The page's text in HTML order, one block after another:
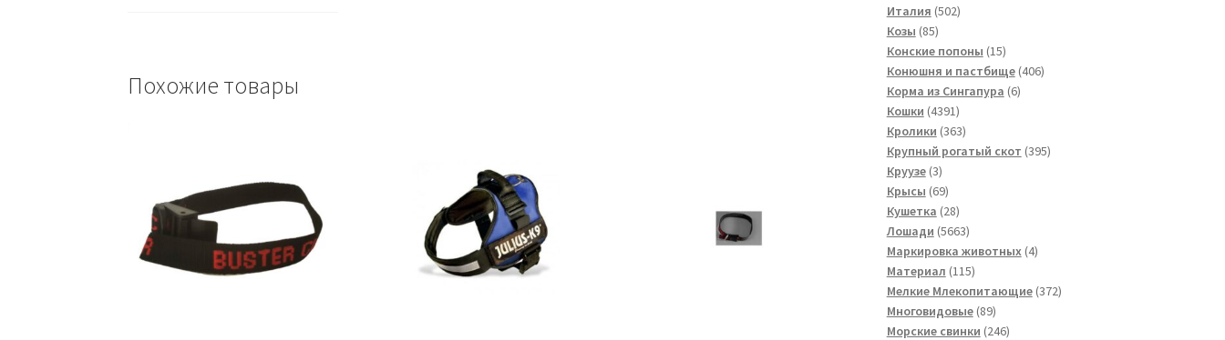
Похожие товары
Италия 502502
Козы 8585
товаров
Конские попоны 1515
товаров
Конюшня и пастбище 406406
Корма из Сингапура 66
Кошки 43914391
товар
Кролики 363363
товара
Крупный рогатый скот 395395
Круузе 33
товара
Крысы 6969
товаров
Кушетка 2828
товаров
Лошади 56635663
товара
Маркировка животных 44
Материал 115115
товаров
Мелкие Млекопитающие 372372
Многовидовые 8989
товаров
Морские свинки 246246